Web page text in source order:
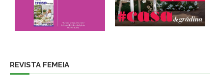
REVISTA FEMEIA